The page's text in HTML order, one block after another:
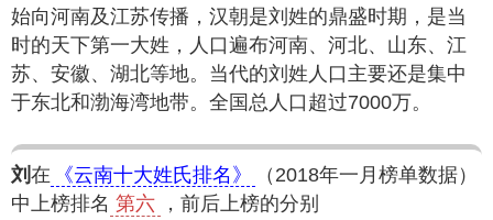
始向河南及江苏传播，汉朝是刘姓的鼎盛时期，是当
时的天下第一大姓，人口遍布河南、河北、山东、江
苏、安徽、湖北等地。当代的刘姓人口主要还是集中
于东北和渤海湾地带。全国总人口超过7000万。
刘 在 《云南十大姓氏排名》
（2018年一月榜单数据）
中上榜排名 第六
，前后上榜的分别